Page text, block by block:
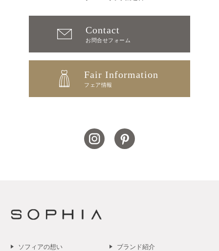
Contact
お問合せフォーム
Fair Information
フェア情報
ソフィアの想い ブランド紹介